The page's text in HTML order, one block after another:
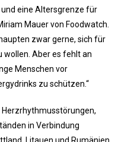
eine Altersgrenze für
Mauer von Foodwatch.
zwar gerne, sich für
wollen. Aber es fehlt an
Menschen vor
zu schützen.“
in Verbindung
Litauen und Rumänien